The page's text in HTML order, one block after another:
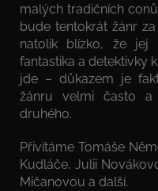
malých tradičních
bude tentokrát žánr
natolik blízko, že jej
fantastika a detektivky
jde – důkazem je
žánru velmi často
druhého.
Přivítáme Tomáše
Kudláče, Julii
Mičanovou a další.